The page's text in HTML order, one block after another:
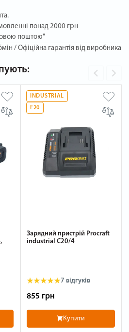
понад 2000 грн
поштою"
/ Офіційна гарантія від виробника
INDUSTRIAL
F20
Зарядний пристрій Procraft
industrial C20/4
7 відгуків
855 грн
Купити